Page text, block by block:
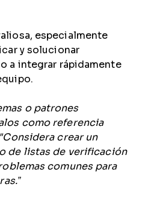
especialmente
y solucionar
a integrar rápidamente
o patrones
como referencia
crear un
de listas de verificación
comunes para